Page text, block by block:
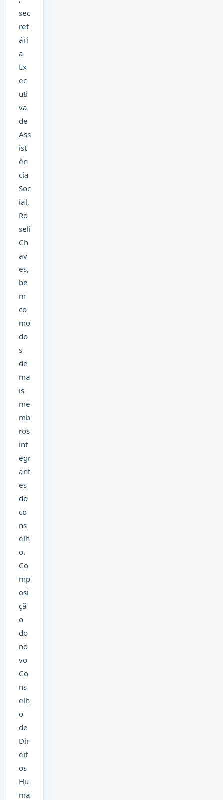
sec
ret
ári
a
Ex
ec
uti
va
de
Ass
ist
ên
cia
Soc
ial,
Ro
seli
Ch
av
es,
be
m
co
mo
do
s
de
ma
is
me
mb
ros
int
egr
ant
es
do
co
ns
elh
o.
Co
mp
osi
çã
o
do
no
vo
Co
ns
elh
o
de
Dir
eit
os
Hu
ma